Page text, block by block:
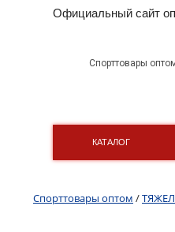
Официальный сайт
Спорттовары
КАТАЛОГ
Спорттовары оптом /